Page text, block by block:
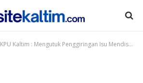
KPU Kaltim : Mengutuk Penggiringan Isu Mendiskriminasi Penyelenggara Pemilu